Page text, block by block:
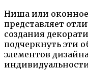
Ниша или оконное
представляет
создания
подчеркнуть эти
элементов